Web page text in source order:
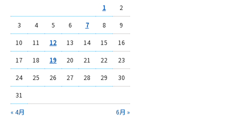
« 4月 6月 »
1 2
3 4 5 6 7 8 9
10 11 12 13 14 15 16
17 18 19 20 21 22 23
24 25 26 27 28 29 30
31